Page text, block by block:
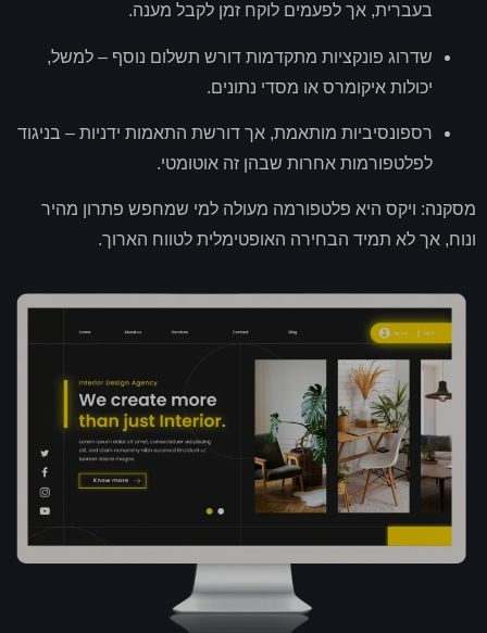
בעברית, אך לפעמים לוקח זמן לקבל מענה.
שדרוג פונקציות מתקדמות דורש תשלום נוסף – למשל,
יכולות איקומרס או מסדי נתונים.
רספונסיביות מותאמת, אך דורשת התאמות ידניות – בניגוד
לפלטפורמות אחרות שבהן זה אוטומטי.
מסקנה: ויקס היא פלטפורמה מעולה למי שמחפש פתרון מהיר
ונוח, אך לא תמיד הבחירה האופטימלית לטווח הארוך.